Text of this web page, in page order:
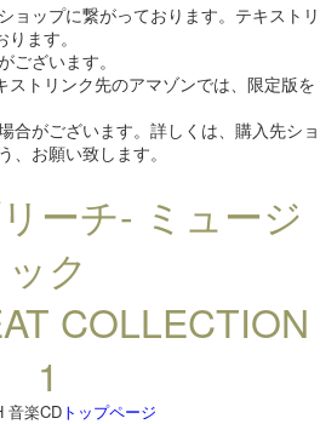
ョップに繋がっております。テキストリ
ます。
ございます。
ストリンク先のアマゾンでは、限定版を
合がございます。詳しくは、購入先ショ
、お願い致します。
ーチ- ミュージ
ック
COLLECTION
1
音楽CD トップページ